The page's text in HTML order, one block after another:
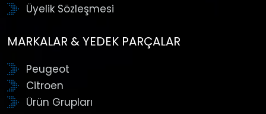
Üyelik Sözleşmesi
MARKALAR & YEDEK PARÇALAR
Peugeot
Citroen
Ürün Grupları